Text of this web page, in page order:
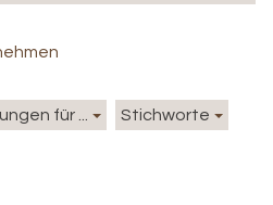
für ... Stichworte